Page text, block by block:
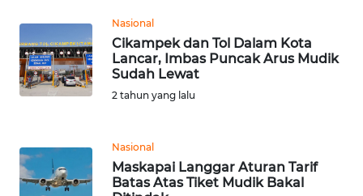
Nasional
Cikampek dan Tol Dalam Kota
Lancar, Imbas Puncak Arus Mudik
Sudah Lewat
2 tahun yang lalu
Nasional
Maskapai Langgar Aturan Tarif
Batas Atas Tiket Mudik Bakal
WN
JATIM
WN